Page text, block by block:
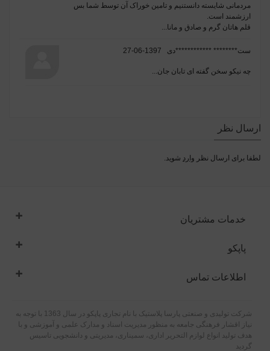
مردمانی شایسته دانستنیم و تامین خوراک آن توسط شما بس
ارزشمند است.
قلم هاتان گرم و صادق و مانا...
ست******** ************دی 1397-06-27
چه نیکو سخن گفته ای تابان جان...
ارسال نظر
لطفا برای ارسال نظر وارد شوید.
خدمات مشتریان
پاپکو
اطلاعات تماس
شرکت تولیدی و صنعتی پارسا پلاستیک با نام تجاری پاپکو در سال 1363 با توجه به
نیاز اقشار فرهنگی جامعه به منظور مدیریت اسناد و مدارک علمی و آموزشی و با
هدف تولید انواع لوازم التحریر اداری، سمیناری، مدیریتی و دانشجویی تاسیس
گردید